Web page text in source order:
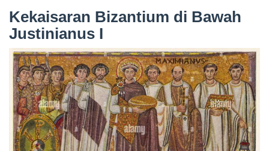
Kekaisaran Bizantium di Bawah
Justinianus I